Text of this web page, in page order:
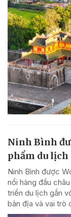
Ninh Bình
phẩm du lịch
Ninh Bình được
nổi hàng đầu
triển du lịch gắn
bản địa và vai trò